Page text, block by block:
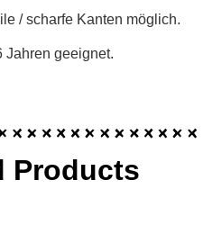
/ scharfe Kanten möglich.
Jahren geeignet.
Products